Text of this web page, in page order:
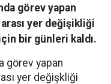
görev yapan
yer değişikliği
bir günleri kaldı.
görev yapan
yer değişkliği